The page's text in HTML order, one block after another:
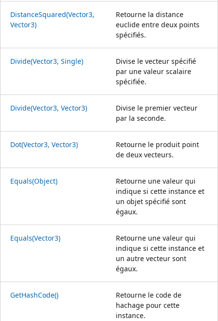
DistanceSquared(Vector3,
Vector3)
Retourne la distance
euclide entre deux points
spécifiés.
Divide(Vector3, Single)
Divise le vecteur spécifié
par une valeur scalaire
spécifiée.
Divide(Vector3, Vector3)
Divise le premier vecteur
par la seconde.
Dot(Vector3, Vector3)
Retourne le produit point
de deux vecteurs.
Equals(Object)
Retourne une valeur qui
indique si cette instance et
un objet spécifié sont
égaux.
Equals(Vector3)
Retourne une valeur qui
indique si cette instance et
un autre vecteur sont
égaux.
GetHashCode()
Retourne le code de
hachage pour cette
instance.